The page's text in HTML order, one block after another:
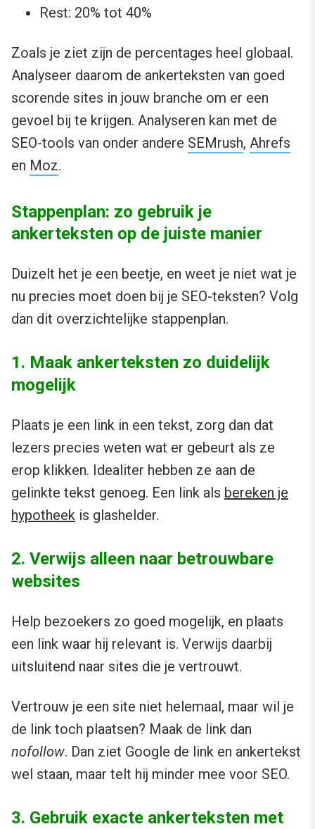
Rest: 20% tot 40%
Zoals je ziet zijn de percentages heel globaal.
Analyseer daarom de ankerteksten van goed
scorende sites in jouw branche om er een
gevoel bij te krijgen. Analyseren kan met de
SEO-tools van onder andere SEMrush, Ahrefs
en Moz.
Stappenplan: zo gebruik je
ankerteksten op de juiste manier
Duizelt het je een beetje, en weet je niet wat je
nu precies moet doen bij je SEO-teksten? Volg
dan dit overzichtelijke stappenplan.
1. Maak ankerteksten zo duidelijk
mogelijk
Plaats je een link in een tekst, zorg dan dat
lezers precies weten wat er gebeurt als ze
erop klikken. Idealiter hebben ze aan de
gelinkte tekst genoeg. Een link als bereken je
hypotheek is glashelder.
2. Verwijs alleen naar betrouwbare
websites
Help bezoekers zo goed mogelijk, en plaats
een link waar hij relevant is. Verwijs daarbij
uitsluitend naar sites die je vertrouwt.
Vertrouw je een site niet helemaal, maar wil je
de link toch plaatsen? Maak de link dan
nofollow. Dan ziet Google de link en ankertekst
wel staan, maar telt hij minder mee voor SEO.
3. Gebruik exacte ankerteksten met